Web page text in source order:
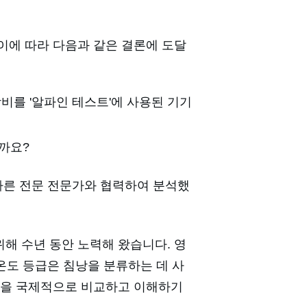
에 따라 다음과 같은 결론에 도달
를 '알파인 테스트'에 사용된 기기
요?
전문 전문가와 협력하여 분석했
수년 동안 노력해 왔습니다. 영
도 등급은 침낭을 분류하는 데 사
국제적으로 비교하고 이해하기